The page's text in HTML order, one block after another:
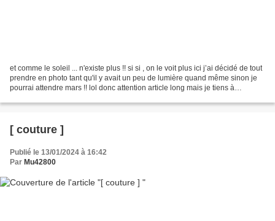
et comme le soleil ... n'existe plus !! si si , on le voit plus ici j’ai décidé de tout
prendre en photo tant qu'il y avait un peu de lumière quand même sinon je
pourrai attendre mars !! lol donc attention article long mais je tiens à
[ couture ]
Publié le 13/01/2024 à 16:42
Par Mu42800